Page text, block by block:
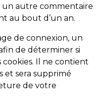
un autre commentaire
au bout d’un an.
de connexion, un
de déterminer si
Il ne contient
et sera supprimé
de votre